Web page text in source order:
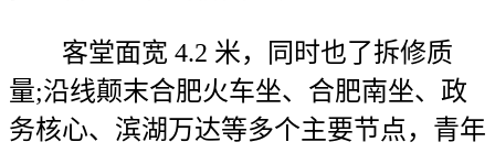
客堂面宽 4.2 米，同时也了拆修质
量;沿线颠末合肥火车坐、合肥南坐、政
务核心、滨湖万达等多个主要节点，青年